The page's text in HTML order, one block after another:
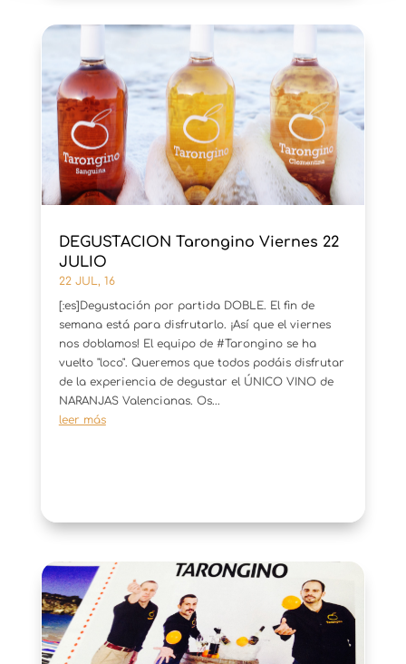
DEGUSTACION Tarongino Viernes 22
JULIO
22 JUL, 16
[:es]Degustación por partida DOBLE. El fin de
semana está para disfrutarlo. ¡Así que el viernes
nos doblamos! El equipo de #Tarongino se ha
vuelto "loco". Queremos que todos podáis disfrutar
de la experiencia de degustar el ÚNICO VINO de
NARANJAS Valencianas. Os...
leer más